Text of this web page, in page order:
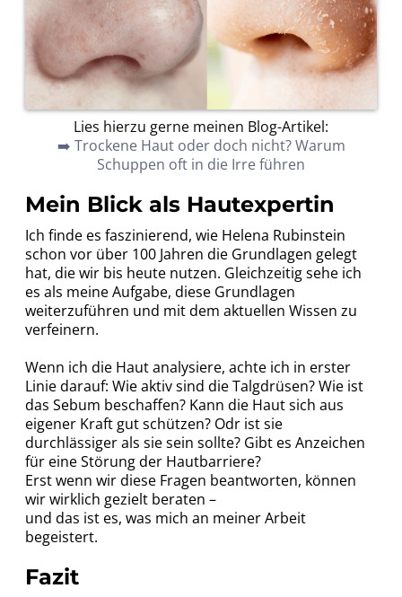
Lies hierzu gerne meinen Blog-Artikel:
➡️ Trockene Haut oder doch nicht? Warum
Schuppen oft in die Irre führen
Mein Blick als Hautexpertin
Ich finde es faszinierend, wie Helena Rubinstein
schon vor über 100 Jahren die Grundlagen gelegt
hat, die wir bis heute nutzen. Gleichzeitig sehe ich
es als meine Aufgabe, diese Grundlagen
weiterzuführen und mit dem aktuellen Wissen zu
verfeinern.
Wenn ich die Haut analysiere, achte ich in erster
Linie darauf: Wie aktiv sind die Talgdrüsen? Wie ist
das Sebum beschaffen? Kann die Haut sich aus
eigener Kraft gut schützen? Odr ist sie
durchlässiger als sie sein sollte? Gibt es Anzeichen
für eine Störung der Hautbarriere?
Erst wenn wir diese Fragen beantworten, können
wir wirklich gezielt beraten –
und das ist es, was mich an meiner Arbeit
begeistert.
Fazit